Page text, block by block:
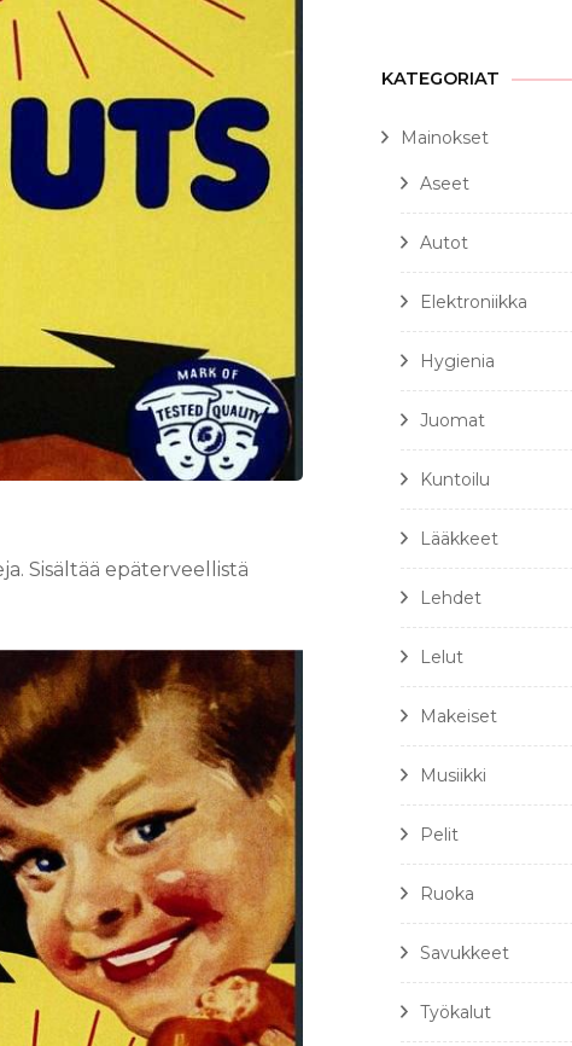
Sisältää epäterveellistä
KATEGORIAT
Mainokset
Aseet
Autot
Elektroniikka
Hygienia
Juomat
Kuntoilu
Lääkkeet
Lehdet
Lelut
Makeiset
Musiikki
Pelit
Ruoka
Savukkeet
Työkalut